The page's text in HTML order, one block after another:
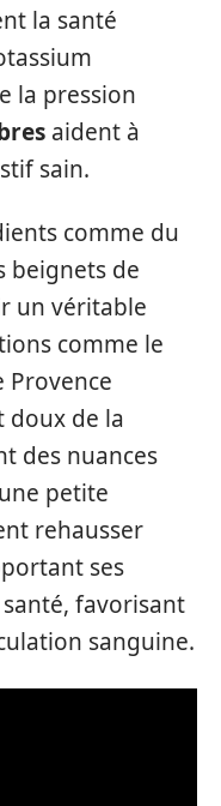
la santé
la pression
aident à
sain.
comme du
beignets de
un véritable
comme le
Provence
doux de la
des nuances
petite
rehausser
ses
favorisant
sanguine.